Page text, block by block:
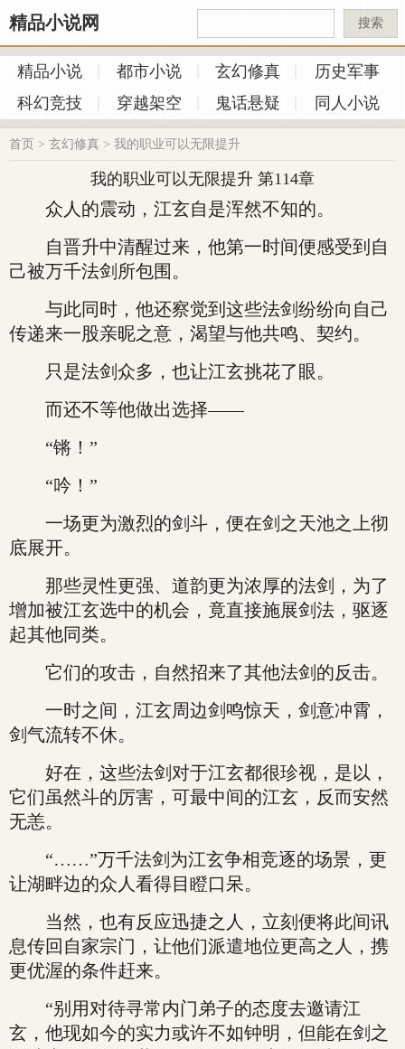
精品小说网 搜索
精品小说 都市小说 玄幻修真
历史军事
科幻竞技
穿越架空 鬼话悬疑 同人小说
首页 > 玄幻修真 > 我的职业可以无限提升
我的职业可以无限提升 第114章
众人的震动，江玄自是浑然不知的。
自晋升中清醒过来，他第一时间便感受到自
己被万千法剑所包围。
与此同时，他还察觉到这些法剑纷纷向自己
传递来一股亲昵之意，渴望与他共鸣、契约。
只是法剑众多，也让江玄挑花了眼。
而还不等他做出选择——
“锵！”
“吟！”
一场更为激烈的剑斗，便在剑之天池之上彻
底展开。
那些灵性更强、道韵更为浓厚的法剑，为了
增加被江玄选中的机会，竟直接施展剑法，驱逐
起其他同类。
它们的攻击，自然招来了其他法剑的反击。
一时之间，江玄周边剑鸣惊天，剑意冲霄，
剑气流转不休。
好在，这些法剑对于江玄都很珍视，是以，
它们虽然斗的厉害，可最中间的江玄，反而安然
无恙。
“……”万千法剑为江玄争相竞逐的场景，更
让湖畔边的众人看得目瞪口呆。
当然，也有反应迅捷之人，立刻便将此间讯
息传回自家宗门，让他们派遣地位更高之人，携
更优渥的条件赶来。
“别用对待寻常内门弟子的态度去邀请江
玄，他现如今的实力或许不如钟明，但能在剑之